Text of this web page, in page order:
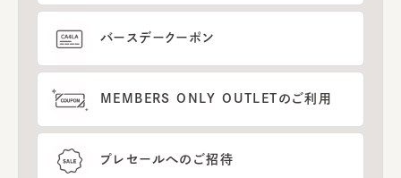
バースデークーポン
MEMBERS ONLY OUTLETのご利用
プレセールへのご招待